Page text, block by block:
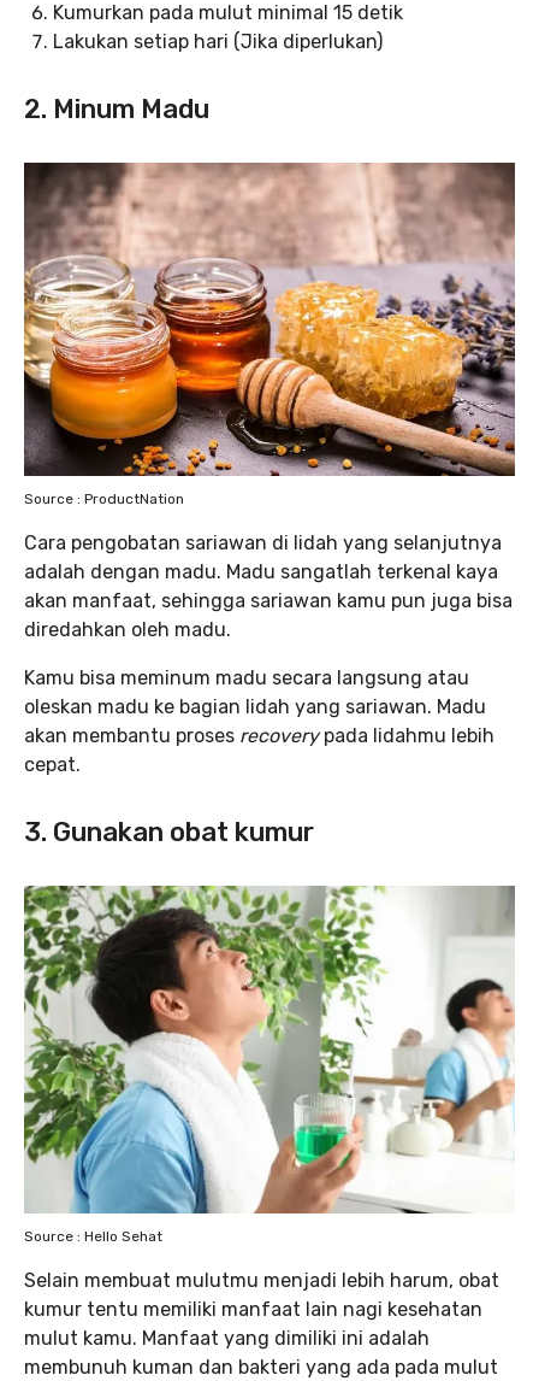
Kumurkan pada mulut minimal 15 detik
Lakukan setiap hari (Jika diperlukan)
2. Minum Madu
Source : ProductNation
Cara pengobatan sariawan di lidah yang selanjutnya
adalah dengan madu. Madu sangatlah terkenal kaya
akan manfaat, sehingga sariawan kamu pun juga bisa
diredahkan oleh madu.
Kamu bisa meminum madu secara langsung atau
oleskan madu ke bagian lidah yang sariawan. Madu
akan membantu proses recoverypada lidahmu lebih
cepat.
3. Gunakan obat kumur
Source : Hello Sehat
Selain membuat mulutmu menjadi lebih harum, obat
kumur tentu memiliki manfaat lain nagi kesehatan
mulut kamu. Manfaat yang dimiliki ini adalah
membunuh kuman dan bakteri yang ada pada mulut